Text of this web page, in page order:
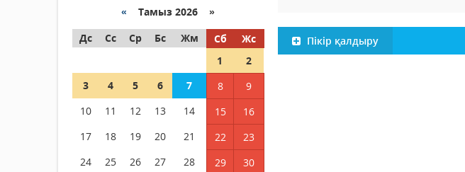
« Тамыз 2026 »
Дс
Сс Ср Бс Жм Сб
Жс
1
2
3
4 5 6 7 8
9
10
11 12 13 14 15
16
17
18 19 20 21 22
23
24
25 26 27 28 29 30
Пікір қалдыру